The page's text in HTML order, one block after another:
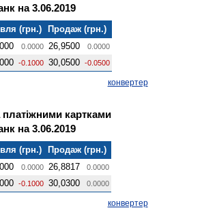
на 3.06.2019
(грн.)
Продаж (грн.)
0.0000 26,9500 0.0000
-0.1000 30,0500 -0.0500
конвертер
платіжними картками
на 3.06.2019
(грн.)
Продаж (грн.)
0.0000 26,8817 0.0000
-0.1000 30,0300 0.0000
конвертер